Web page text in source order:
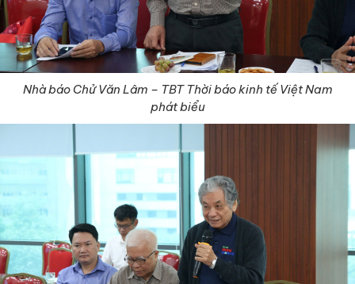
Nhà báo Chử Văn Lâm – TBT Thời báo kinh tế Việt Nam
phát biểu